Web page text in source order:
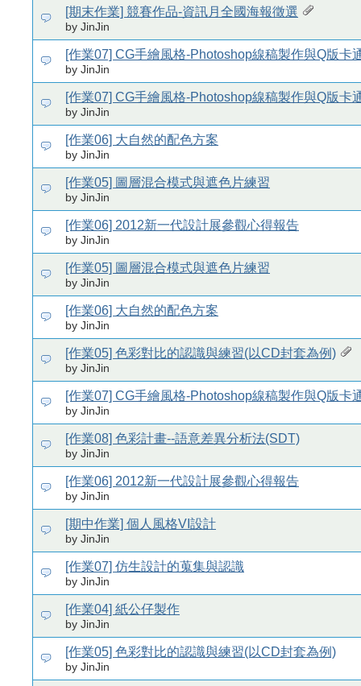
[期末作業] 競賽作品-資訊月全國海報徵選
by JinJin
[作業07] CG手繪風格-Photoshop線稿製作與Q版卡
by JinJin
[作業07] CG手繪風格-Photoshop線稿製作與Q版卡
by JinJin
[作業06] 大自然的配色方案
by JinJin
[作業05] 圖層混合模式與遮色片練習
by JinJin
[作業06] 2012新一代設計展參觀心得報告
by JinJin
[作業05] 圖層混合模式與遮色片練習
by JinJin
[作業06] 大自然的配色方案
by JinJin
[作業05] 色彩對比的認識與練習(以CD封套為例)
by JinJin
[作業07] CG手繪風格-Photoshop線稿製作與Q版卡
by JinJin
[作業08] 色彩計畫--語意差異分析法(SDT)
by JinJin
[作業06] 2012新一代設計展參觀心得報告
by JinJin
[期中作業] 個人風格VI設計
by JinJin
[作業07] 仿生設計的蒐集與認識
by JinJin
[作業04] 紙公仔製作
by JinJin
[作業05] 色彩對比的認識與練習(以CD封套為例)
by JinJin